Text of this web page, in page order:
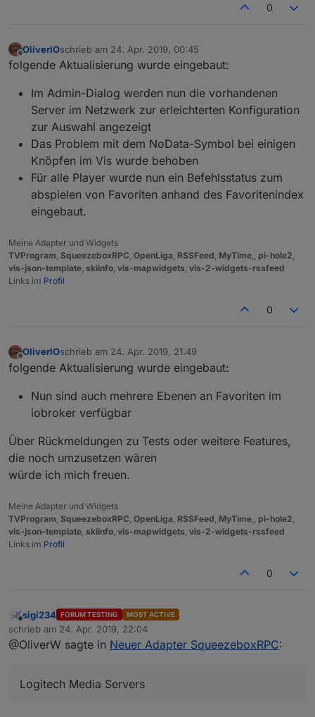
0
Offline
OliverIOschrieb am 24. Apr. 2019, 00:45
zuletzt editiert von
folgende Aktualisierung wurde eingebaut:
Im Admin-Dialog werden nun die vorhandenen
Server im Netzwerk zur erleichterten Konfiguration
zur Auswahl angezeigt
Das Problem mit dem NoData-Symbol bei einigen
Knöpfen im Vis wurde behoben
Für alle Player wurde nun ein Befehlsstatus zum
abspielen von Favoriten anhand des Favoritenindex
eingebaut.
Meine Adapter und Widgets
TVProgram, SqueezeboxRPC, OpenLiga, RSSFeed, MyTime,, pi-hole2,
vis-json-template, skiinfo, vis-mapwidgets, vis-2-widgets-rssfeed
Links im Profil
0
Offline
OliverIOschrieb am 24. Apr. 2019, 21:49
zuletzt editiert von
folgende Aktualisierung wurde eingebaut:
Nun sind auch mehrere Ebenen an Favoriten im
iobroker verfügbar
Über Rückmeldungen zu Tests oder weitere Features,
die noch umzusetzen wären
würde ich mich freuen.
Meine Adapter und Widgets
TVProgram SqueezeboxRPC OpenLiga RSSFeed MyTime pi-hole2
vis-json-template skiinfo vis-mapwidgets vis-2-widgets-rssfeed
Links im Profil
0
Online
sigi234 FORUM TESTING MOST ACTIVE
schrieb am 24. Apr. 2019, 22:04
zuletzt editiert von
@OliverW sagte in Neuer Adapter SqueezeboxRPC:
Logitech Media Servers